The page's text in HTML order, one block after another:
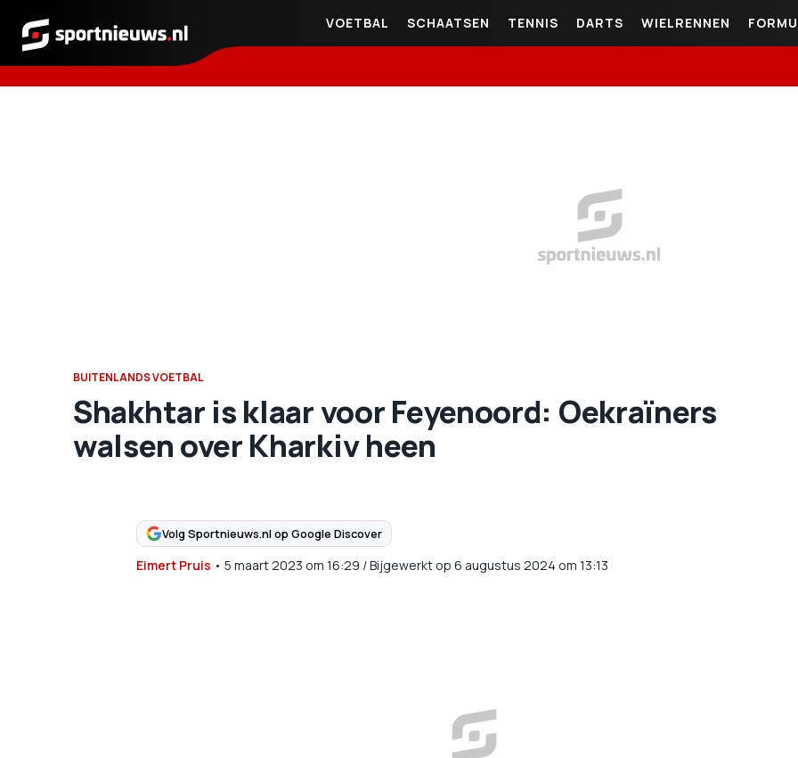
Sportnieuws.nl
VOETBAL SCHAATSEN TENNIS DARTS WIELRENNEN
BUITENLANDS VOETBAL
Shakhtar is klaar voor Feyenoord: Oekraïners
walsen over Kharkiv heen
Volg Sportnieuws.nl op Google Discover
Eimert Pruis • 5 maart 2023 om 16:29 /Bijgewerkt op 6 augustus 2024 om 13:13